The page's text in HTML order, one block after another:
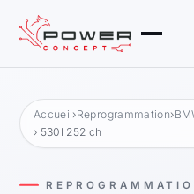
Accueil›Reprogrammation›
› 530I 252 ch